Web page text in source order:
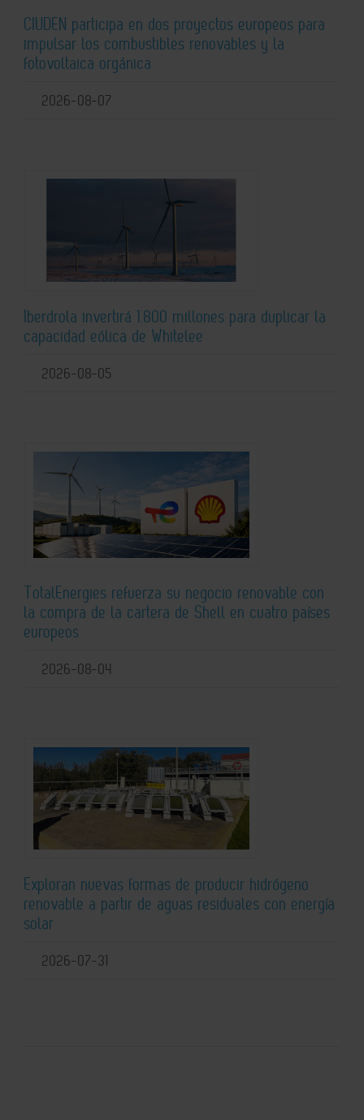
CIUDEN participa en dos proyectos europeos para
impulsar los combustibles renovables y la
fotovoltaica orgánica
2026-08-07
Iberdrola invertirá 1.800 millones para duplicar la
capacidad eólica de Whitelee
2026-08-05
TotalEnergies refuerza su negocio renovable con
la compra de la cartera de Shell en cuatro países
europeos
2026-08-04
Exploran nuevas formas de producir hidrógeno
renovable a partir de aguas residuales con energía
solar
2026-07-31